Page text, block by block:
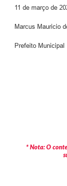
11 de março de
Marcus Mauricio
Prefeito Municipal
* Nota: O